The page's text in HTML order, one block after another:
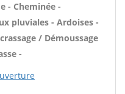
- Cheminée -
pluviales - Ardoises -
/ Démoussage
-